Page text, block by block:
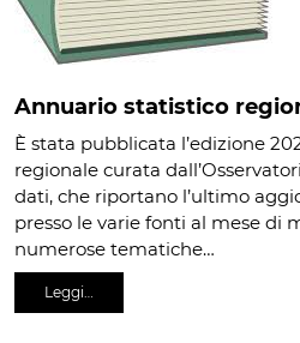
Annuario statistico
È stata pubblicata l’edizione
regionale curata
dati, che riportano l’ultimo
presso le varie fonti al mese di
numerose tematiche…
Leggi…